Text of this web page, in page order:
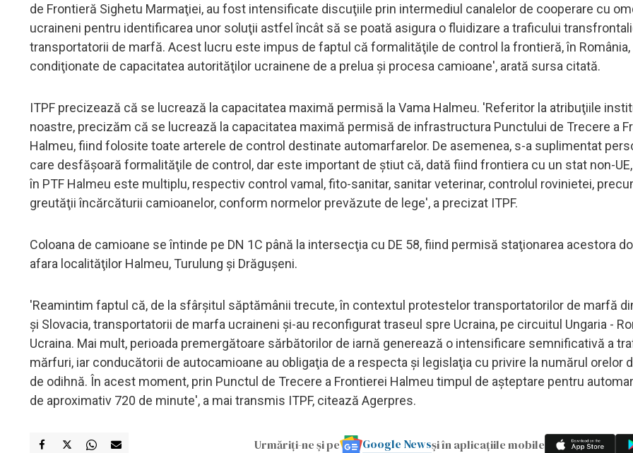
de Frontieră Sighetu Marmaţiei, au fost intensificate discuţiile prin intermediul canalelor de cooperare cu
ucraineni pentru identificarea unor soluţii astfel încât să se poată asigura o fluidizare a traficului
transportatorii de marfă. Acest lucru este impus de faptul că formalităţile de control la frontieră, în
condiţionate de capacitatea autorităţilor ucrainene de a prelua şi procesa camioane', arată sursa citată.
ITPF precizează că se lucrează la capacitatea maximă permisă la Vama Halmeu. 'Referitor la atribuţiile
noastre, precizăm că se lucrează la capacitatea maximă permisă de infrastructura Punctului de Trecere a
Halmeu, fiind folosite toate arterele de control destinate automarfarelor. De asemenea, s-a suplimentat
care desfăşoară formalităţile de control, dar este important de ştiut că, dată fiind frontiera cu un stat non-
în PTF Halmeu este multiplu, respectiv control vamal, fito-sanitar, sanitar veterinar, controlul rovinietei,
greutăţii încărcăturii camioanelor, conform normelor prevăzute de lege', a precizat ITPF.
Coloana de camioane se întinde pe DN 1C până la intersecţia cu DE 58, fiind permisă staţionarea acestora
afara localităţilor Halmeu, Turulung şi Drăguşeni.
'Reamintim faptul că, de la sfârşitul săptămânii trecute, în contextul protestelor transportatorilor de marfă
şi Slovacia, transportatorii de marfa ucraineni şi-au reconfigurat traseul spre Ucraina, pe circuitul Ungaria -
Ucraina. Mai mult, perioada premergătoare sărbătorilor de iarnă generează o intensificare semnificativă a
mărfuri, iar conducătorii de autocamioane au obligaţia de a respecta şi legislaţia cu privire la numărul orelor
de odihnă. În acest moment, prin Punctul de Trecere a Frontierei Halmeu timpul de aşteptare pentru
de aproximativ 720 de minute', a mai transmis ITPF, citează Agerpres.
Urmăriți-ne și pe Google Newsși în aplicațiile mobile